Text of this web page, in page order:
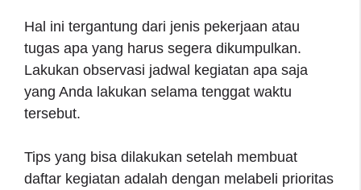
Hal ini tergantung dari jenis pekerjaan atau
tugas apa yang harus segera dikumpulkan.
Lakukan observasi jadwal kegiatan apa saja
yang Anda lakukan selama tenggat waktu
tersebut.
Tips yang bisa dilakukan setelah membuat
daftar kegiatan adalah dengan melabeli prioritas